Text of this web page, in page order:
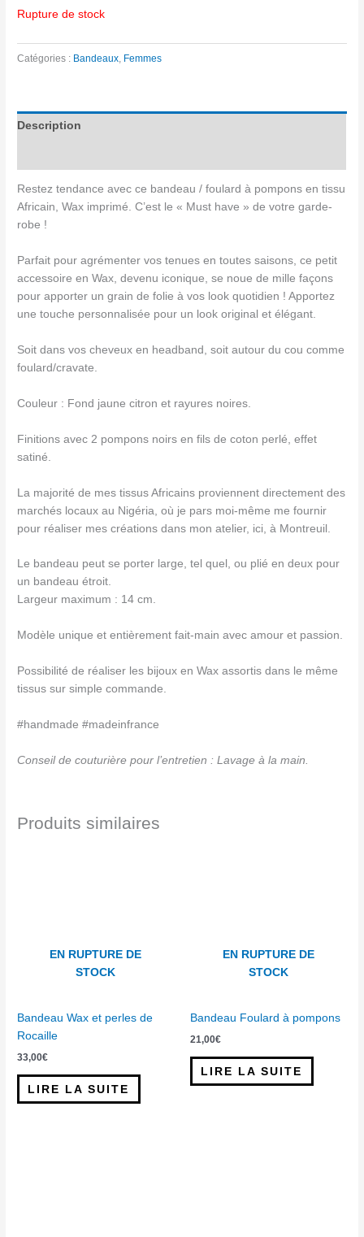
Rupture de stock
Catégories : Bandeaux Femmes
Description
Restez tendance avec ce bandeau / foulard à pompons en tissu
Africain, Wax imprimé. C’est le « Must have » de votre garde-
robe !
Parfait pour agrémenter vos tenues en toutes saisons, ce petit
accessoire en Wax, devenu iconique, se noue de mille façons
pour apporter un grain de folie à vos look quotidien ! Apportez
une touche personnalisée pour un look original et élégant.
Soit dans vos cheveux en headband, soit autour du cou comme
foulard/cravate.
Couleur : Fond jaune citron et rayures noires.
Finitions avec 2 pompons noirs en fils de coton perlé, effet
satiné.
La majorité de mes tissus Africains proviennent directement des
marchés locaux au Nigéria, où je pars moi-même me fournir
pour réaliser mes créations dans mon atelier, ici, à Montreuil.
Le bandeau peut se porter large, tel quel, ou plié en deux pour
un bandeau étroit.
Largeur maximum : 14 cm.
Modèle unique et entièrement fait-main avec amour et passion.
Possibilité de réaliser les bijoux en Wax assortis dans le même
tissus sur simple commande.
#handmade #madeinfrance
Conseil de couturière pour l’entretien : Lavage à la main.
Produits similaires
EN RUPTURE DE
STOCK
Bandeau Wax et perles de
Rocaille
33,00€
LIRE LA SUITE
EN RUPTURE DE
STOCK
Bandeau Foulard à pompons
21,00€
LIRE LA SUITE